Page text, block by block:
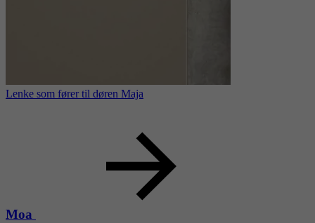
Lenke som fører til døren Maja
Moa